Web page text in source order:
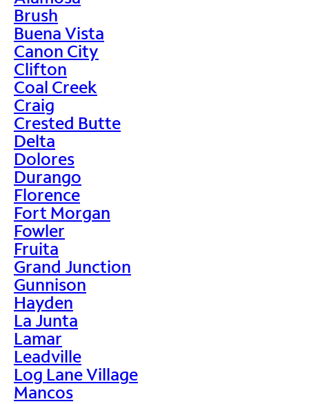
Brush
Buena Vista
Canon City
Clifton
Coal Creek
Craig
Crested Butte
Delta
Dolores
Durango
Florence
Fort Morgan
Fowler
Fruita
Grand Junction
Gunnison
Hayden
La Junta
Lamar
Leadville
Log Lane Village
Mancos